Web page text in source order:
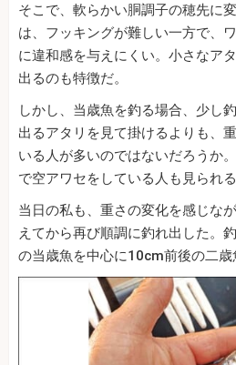
そこで、軟らかい胴調子の穂先に
は、フッキングが難しい一方で、
に違和感を与えにくい。小さなア
出るのも特徴だ。
しかし、当歳魚を釣る場合、少し
出るアタリを見て掛けるよりも、
いる人が多いのではないだろうか
で空アワセをしている人も見られる
当日の私も、重さの変化を感じな
えてから再び順調に釣れ出した。
の当歳魚を中心に10cm前後の二歳